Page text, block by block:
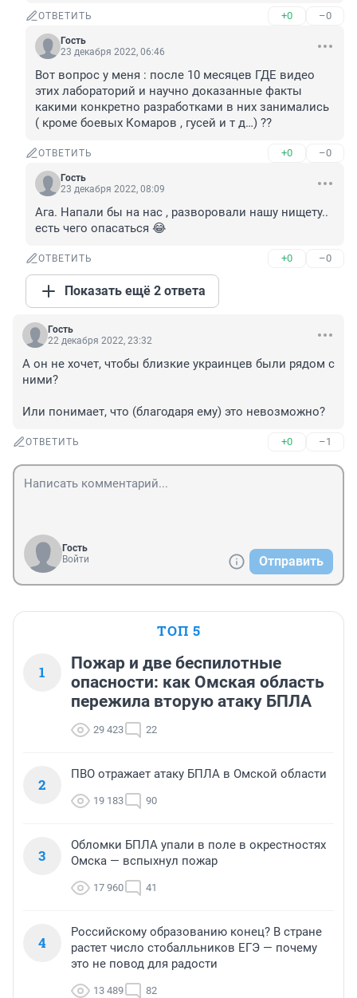
ОТВЕТИТЬ +0 –0
Гость
23 декабря 2022, 06:46
Вот вопрос у меня : после 10 месяцев ГДЕ видео
этих лабораторий и научно доказанные факты
какими конкретно разработками в них занимались
( кроме боевых Комаров , гусей и т д…) ??
ОТВЕТИТЬ +0 –0
Гость
23 декабря 2022, 08:09
Ага. Напали бы на нас , разворовали нашу нищету..
есть чего опасаться 😂
ОТВЕТИТЬ +0 –0
Показать ещё 2 ответа
Гость
22 декабря 2022, 23:32
А он не хочет, чтобы близкие украинцев были рядом с
ними?
Или понимает, что (благодаря ему) это невозможно?
ОТВЕТИТЬ +0 –1
Гость
Войти
Отправить
ТОП 5
1
Пожар и две беспилотные
опасности: как Омская область
пережила вторую атаку БПЛА
29 423 22
2
ПВО отражает атаку БПЛА в Омской области
19 183 90
3
Обломки БПЛА упали в поле в окрестностях
Омска — вспыхнул пожар
17 960 41
4
Российскому образованию конец? В стране
растет число стобалльников ЕГЭ — почему
это не повод для радости
13 489 82